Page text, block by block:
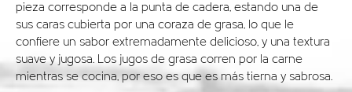
pieza corresponde a la punta de cadera, estando una de
sus caras cubierta por una coraza de grasa, lo que le
confiere un sabor extremadamente delicioso, y una textura
suave y jugosa. Los jugos de grasa corren por la carne
mientras se cocina, por eso es que es más tierna y sabrosa.